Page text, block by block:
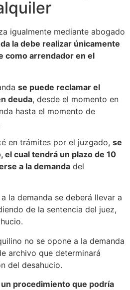
igualmente mediante abogado
la debe realizar únicamente
como arrendador en el
se puede reclamar el
deuda, desde el momento en
hasta el momento de
en trámites por el juzgado, se
el cual tendrá un plazo de 10
a la demanda del
la demanda se deberá llevar a
de la sentencia del juez,
no se opone a la demanda
archivo que determinará
del desahucio.
un procedimiento que podría